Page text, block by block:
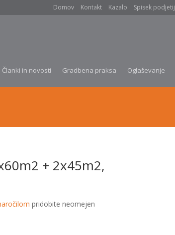
Domov Kontakt Kazalo Spisek podjetij
Članki in novosti Gradbena praksa Oglaševanje
+ 2x45m2,
pridobite neomejen